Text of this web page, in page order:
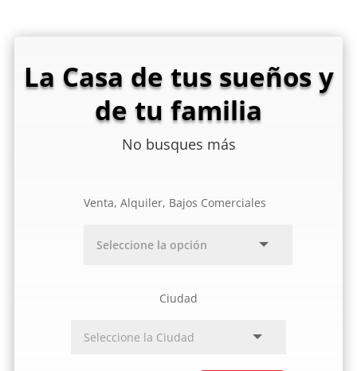
La Casa de tus sueños y
de tu familia
No busques más
Venta, Alquiler, Bajos Comerciales
Ciudad